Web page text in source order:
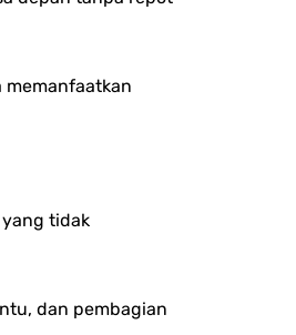
memanfaatkan
yang tidak
dan pembagian